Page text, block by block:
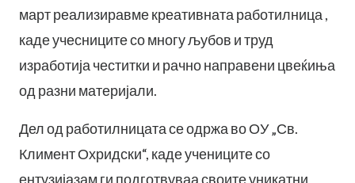
март реализиравме креативната работилница ,
каде учесниците со многу љубов и труд
изработија честитки и рачно направени цвеќиња
од разни материјали.
Дел од работилницата се одржа во ОУ „Св.
Климент Охридски“, каде учениците со
ентузијазам ги подготвуваа своите уникатни